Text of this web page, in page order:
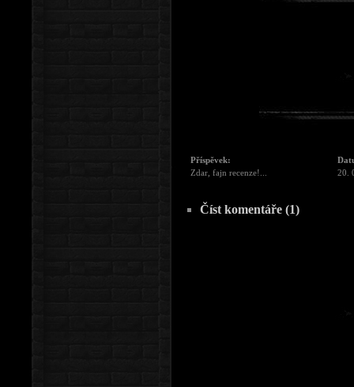
Příspěvek:
Zdar, fajn recenze!...
20.
Číst komentáře (1)